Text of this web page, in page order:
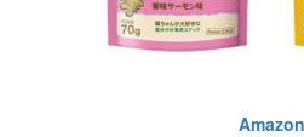
Amazon